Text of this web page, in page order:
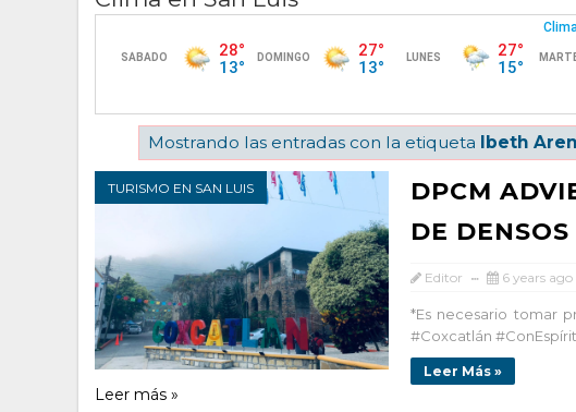
Mostrando las entradas con la etiqueta Ibeth
TURISMO EN SAN LUIS
DPCM
DE
Editor 6 years ago
*Es necesario tomar
#Coxcatlán
Leer Más »
Leer más »